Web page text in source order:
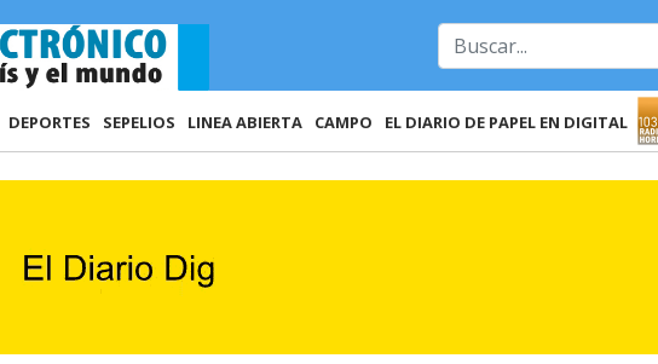
DEPORTES SEPELIOS LINEA ABIERTA CAMPO EL DIARIO DE PAPEL EN DIGITAL